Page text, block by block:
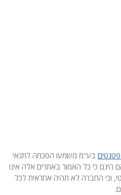
פטנטים בע"מ משמעו הסכמה לתנאי
כי כל האמור באתרים אלה אינו
וכי החברה לא תהיה אחראית לכל